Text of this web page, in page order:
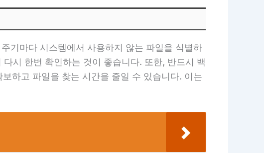
기마다 시스템에서 사용하지 않는 파일을 식별하
시 한번 확인하는 것이 좋습니다. 또한, 반드시 백
하고 파일을 찾는 시간을 줄일 수 있습니다. 이는